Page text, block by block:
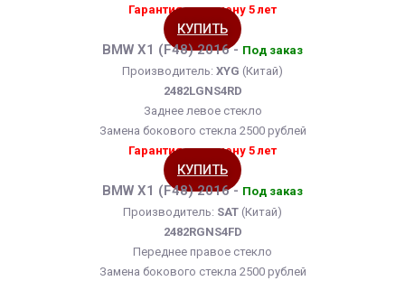
Гарантия на замену 5 лет
КУПИТЬ
BMW X1 (F48) 2016 - Под заказ
Производитель: XYG (Китай)
2482LGNS4RD
Заднее левое стекло
Замена бокового стекла 2500 рублей
Гарантия на замену 5 лет
КУПИТЬ
BMW X1 (F48) 2016 - Под заказ
Производитель: SAT (Китай)
2482RGNS4FD
Переднее правое стекло
Замена бокового стекла 2500 рублей